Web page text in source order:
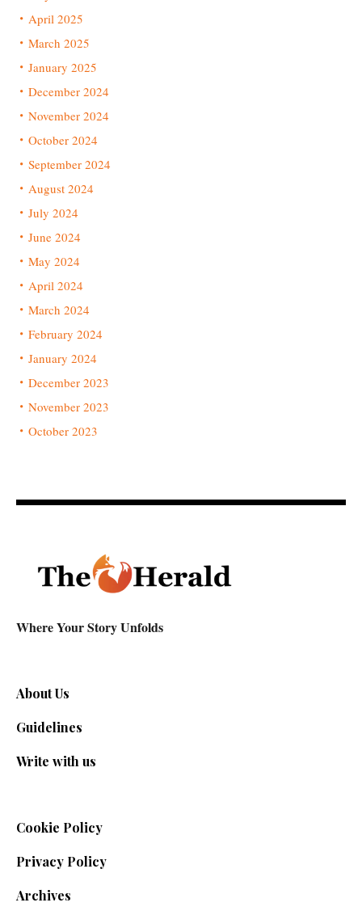
April 2025
March 2025
January 2025
December 2024
November 2024
October 2024
September 2024
August 2024
July 2024
June 2024
May 2024
April 2024
March 2024
February 2024
January 2024
December 2023
November 2023
October 2023
Where Your Story Unfolds
About Us
Guidelines
Write with us
Cookie Policy
Privacy Policy
Archives